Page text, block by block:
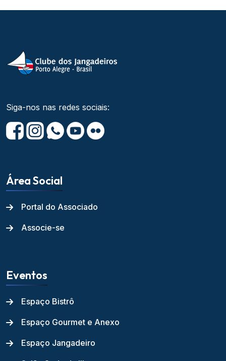
Siga-nos nas redes sociais:
Área Social
Portal do Associado
Associe-se
Eventos
Espaço Bistrô
Espaço Gourmet e Anexo
Espaço Jangadeiro